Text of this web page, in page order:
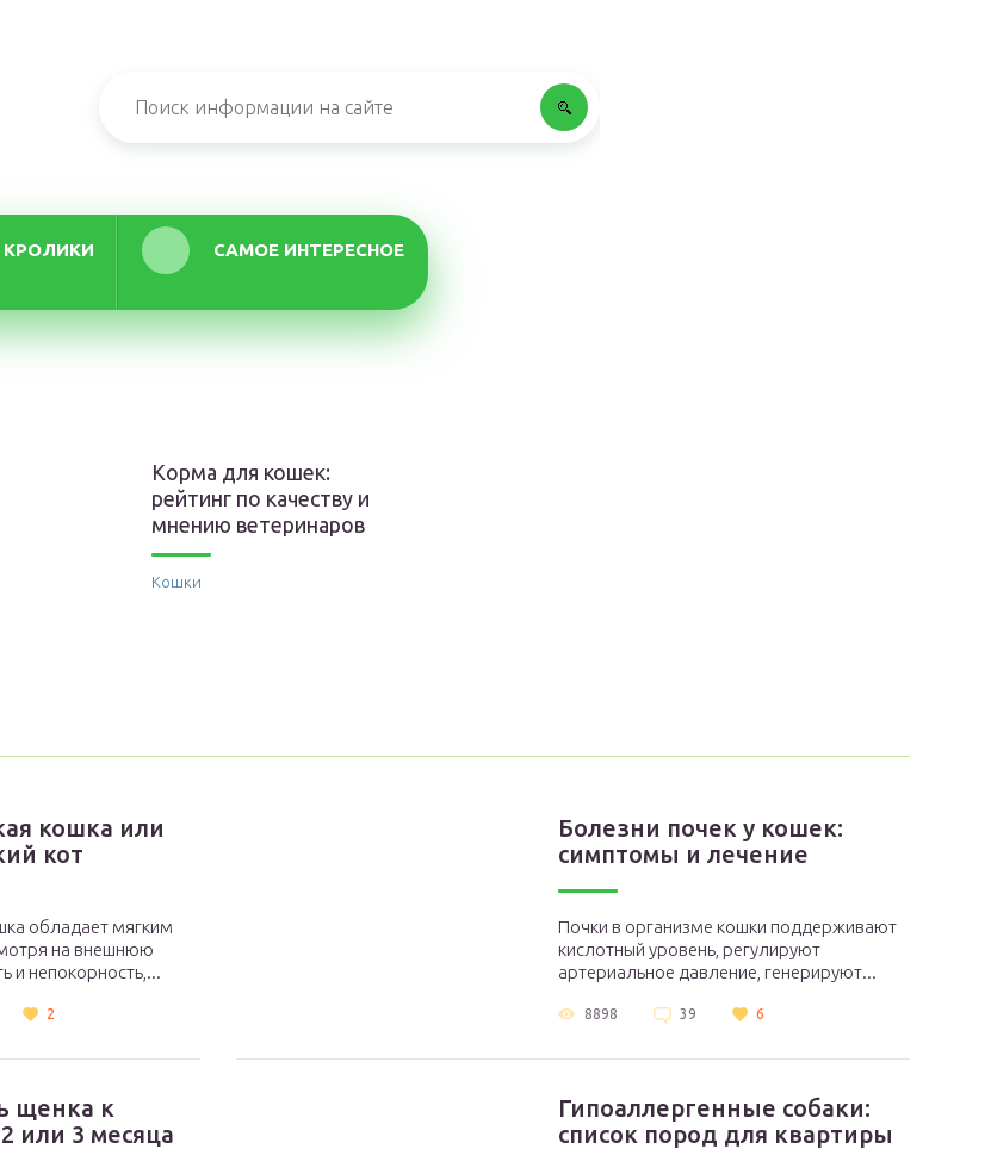
КРОЛИКИ САМОЕ ИНТЕРЕСНОЕ
Корма для кошек:
рейтинг по качеству и
мнению ветеринаров
Кошки
кошка или
кот
обладает мягким
на внешнюю
и непокорность,...
2
Болезни почек у кошек:
симптомы и лечение
Почки в организме кошки поддерживают
кислотный уровень, регулируют
артериальное давление, генерируют...
8898 39 6
щенка к
или 3 месяца
Гипоаллергенные собаки:
список пород для квартиры